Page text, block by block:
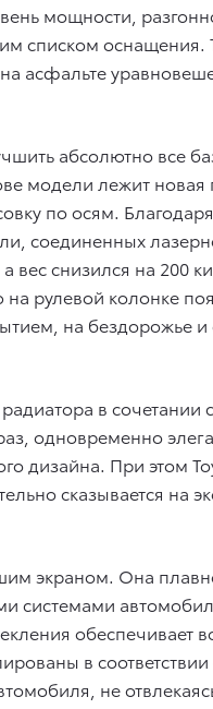
мощности,
списком оснащения.
асфальте
абсолютно все
модели лежит
по осям.
соединенных
вес снизился на 200
рулевой колонке
на бездорожье
в
одновременно
дизайна. При этом
сказывается на
экраном. Она
системами
обеспечивает
в
не